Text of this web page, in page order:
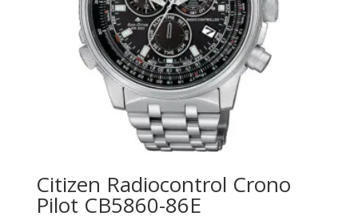
Citizen Radiocontrol Crono
Pilot CB5860-86E